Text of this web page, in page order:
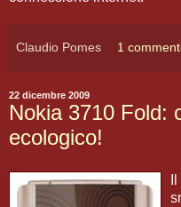
Claudio Pomes 1
22 dicembre 2009
Nokia 3710 Fold:
ecologico!